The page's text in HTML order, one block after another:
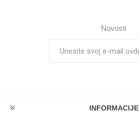
Novosti
INFORMACIJE